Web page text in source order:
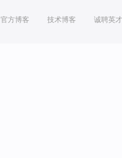
官方博客 技术博客 诚聘英才